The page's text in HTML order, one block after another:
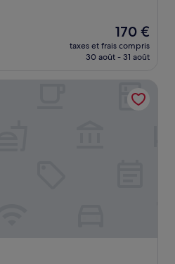
Le
nouveau
prix
de
170 €
170 €
taxes et frais compris
30 août - 31 août